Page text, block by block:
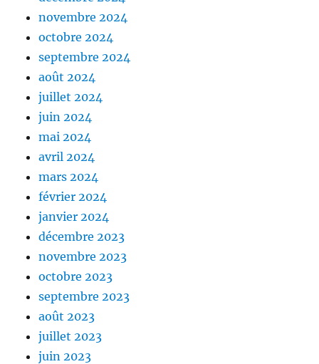
novembre 2024
octobre 2024
septembre 2024
août 2024
juillet 2024
juin 2024
mai 2024
avril 2024
mars 2024
février 2024
janvier 2024
décembre 2023
novembre 2023
octobre 2023
septembre 2023
août 2023
juillet 2023
juin 2023